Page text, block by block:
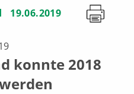
19.06.2019
konnte 2018